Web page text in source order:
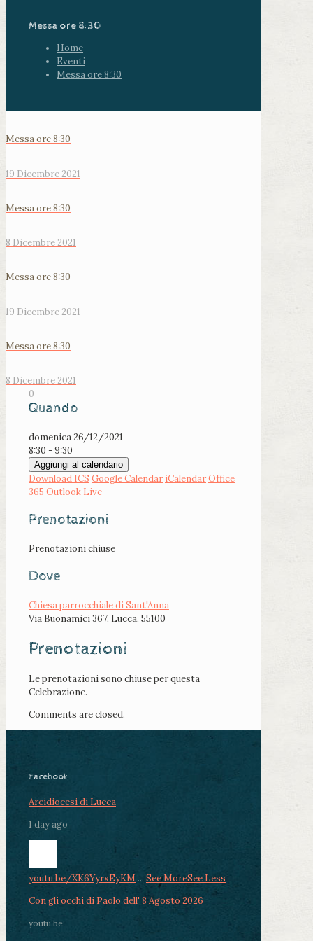
Messa ore 8:30
Home
Eventi
Messa ore 8:30
Messa ore 8:30
19 Dicembre 2021
Messa ore 8:30
8 Dicembre 2021
Messa ore 8:30
19 Dicembre 2021
Messa ore 8:30
8 Dicembre 2021
0
Quando
domenica 26/12/2021
8:30 - 9:30
Aggiungi al calendario
Download ICS Google Calendar iCalendarOffice
365 Outlook Live
Prenotazioni
Prenotazioni chiuse
Dove
Chiesa parrocchiale di Sant'Anna
Via Buonamici 367, Lucca, 55100
Prenotazioni
Le prenotazioni sono chiuse per questa
Celebrazione.
Comments are closed.
Facebook
Arcidiocesi di Lucca
1 day ago
youtu.be/XK6YyrxEyKM ... See MoreSee Less
Con gli occhi di Paolo dell' 8 Agosto 2026
youtu.be